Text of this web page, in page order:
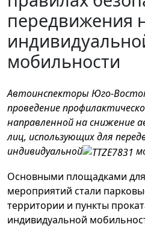
передвижения
мобильности
Автоинспекторы Юго-
проведение
направленной на снижение
лиц, использующих для
индивидуальной
Основными площадками
мероприятий стали
территории и пункты
индивидуальной